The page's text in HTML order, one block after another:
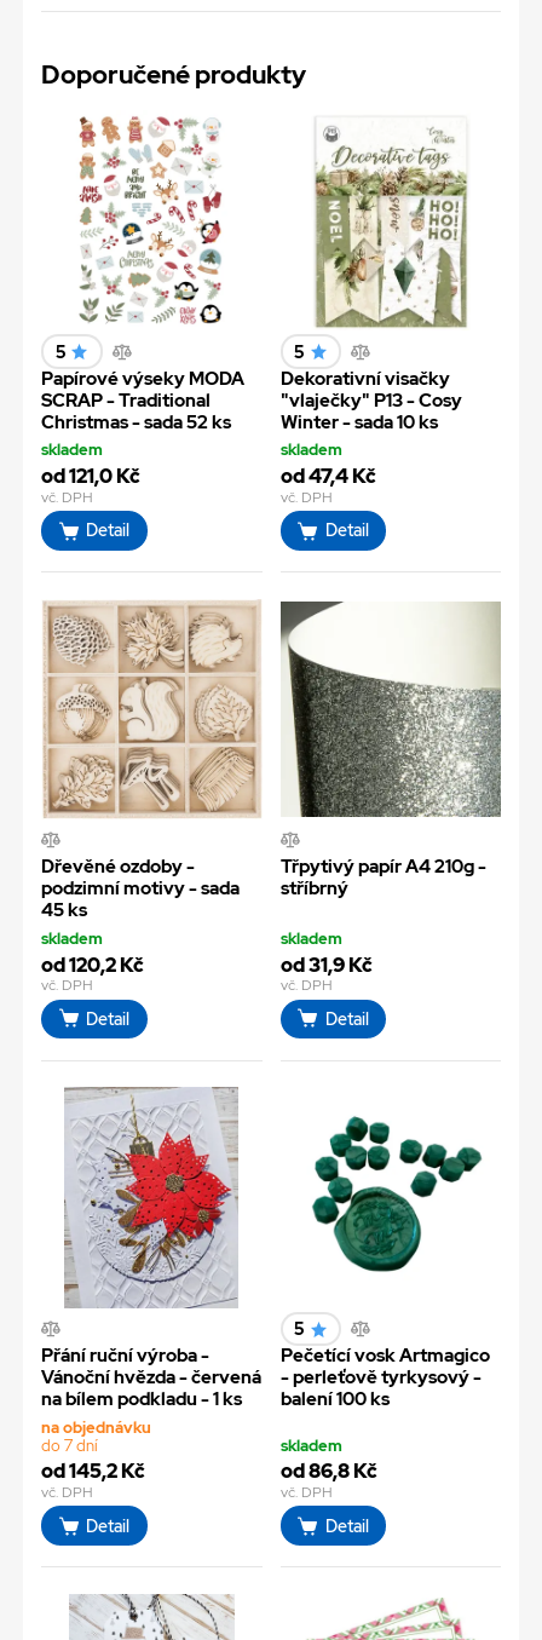
Doporučené produkty
5
Papírové výseky MODA
SCRAP - Traditional
Christmas - sada 52 ks
skladem
od 121,0 Kč
vč. DPH
Detail
5
Dekorativní visačky
"vlaječky" P13 - Cosy
Winter - sada 10 ks
skladem
od 47,4 Kč
vč. DPH
Detail
Dřevěné ozdoby -
podzimní motivy - sada
45 ks
skladem
od 120,2 Kč
vč. DPH
Detail
Třpytivý papír A4 210g -
stříbrný
skladem
od 31,9 Kč
vč. DPH
Detail
Přání ruční výroba -
Vánoční hvězda - červená
na bílem podkladu - 1 ks
na objednávku
do 7 dní
od 145,2 Kč
vč. DPH
Detail
5
Pečetící vosk Artmagico
- perleťově tyrkysový -
balení 100 ks
skladem
od 86,8 Kč
vč. DPH
Detail